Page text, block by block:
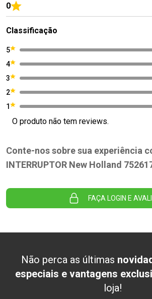
0
Classificação
5
4
3
2
1
O produto não tem reviews.
Conte-nos sobre sua experiência
INTERRUPTOR New Holland
FAÇA LOGIN E
Não perca as últimas
especiais e vantagens
loja!